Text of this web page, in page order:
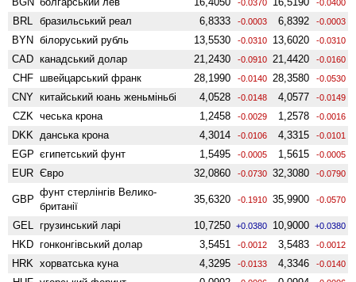
-0.0370 -0.0400
BRL бразильський реал 6,8333 -0.0003 6,8392 -0.0003
BYN білоруський рубль 13,5530 -0.0310 13,6020 -0.0310
CAD канадський долар 21,2430 -0.0910 21,4420 -0.0160
CHF швейцарський франк 28,1990 -0.0140 28,3580 -0.0530
CNY китайський юань женьмiньбi 4,0528 -0.0148 4,0577 -0.0149
CZK чеська крона 1,2458 -0.0029 1,2578 -0.0016
DKK данська крона 4,3014 -0.0106 4,3315 -0.0101
EGP єгипетський фунт 1,5495 -0.0005 1,5615 -0.0005
EUR Євро 32,0860 -0.0730 32,3080 -0.0790
GBP
фунт стерлінгів Велико­
британії
35,6320 -0.1910 35,9900 -0.0570
GEL грузинський ларі 10,7250 +0.0380 10,9000 +0.0380
HKD гонконгівський долар 3,5451 -0.0012 3,5483 -0.0012
HRK хорватська куна 4,3295 -0.0133 4,3346 -0.0140